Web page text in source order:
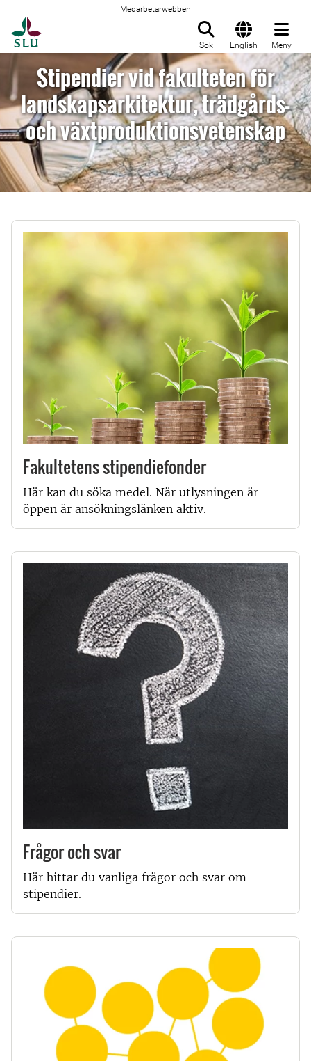
Medarbetarwebben
Sök English Meny
Stipendier vid fakulteten för
landskapsarkitektur, trädgårds-
och växtproduktionsvetenskap
Fakultetens stipendiefonder
Här kan du söka medel. När utlysningen är
öppen är ansökningslänken aktiv.
Frågor och svar
Här hittar du vanliga frågor och svar om
stipendier.